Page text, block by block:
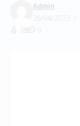
Admin
26/04/2023
38
0